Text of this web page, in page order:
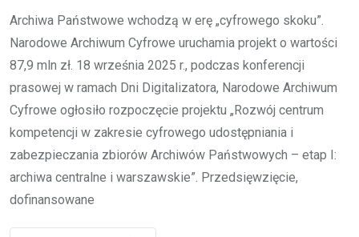
Archiwa Państwowe wchodzą w erę „cyfrowego skoku”.
Narodowe Archiwum Cyfrowe uruchamia projekt o wartości
87,9 mln zł. 18 września 2025 r., podczas konferencji
prasowej w ramach Dni Digitalizatora, Narodowe Archiwum
Cyfrowe ogłosiło rozpoczęcie projektu „Rozwój centrum
kompetencji w zakresie cyfrowego udostępniania i
zabezpieczania zbiorów Archiwów Państwowych – etap I:
archiwa centralne i warszawskie”. Przedsięwzięcie,
dofinansowane